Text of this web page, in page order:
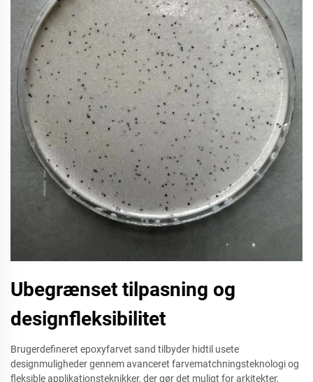
Ubegrænset tilpasning og
designfleksibilitet
Brugerdefineret epoxyfarvet sand tilbyder hidtil usete
designmuligheder gennem avanceret farvematchningsteknologi og
fleksible applikationsteknikker, der gør det muligt for arkitekter,